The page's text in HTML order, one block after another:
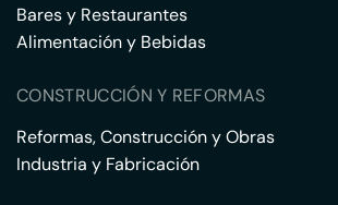
Bares y Restaurantes
Alimentación y Bebidas
CONSTRUCCIÓN Y REFORMAS
Reformas, Construcción y Obras
Industria y Fabricación